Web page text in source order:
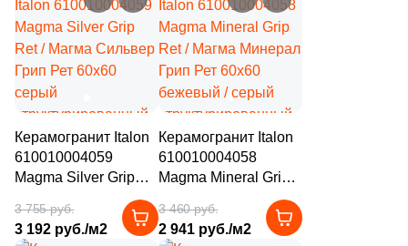
Villeroy&Boch (3 )
Vitra (82)
Zodiac Ceramica (
Нефрит Керамика (
ТОНОМОЗАИК ООО (31)
под камень
Керамогранит Italon
610010004059
Magma Silver Grip
Ret / Магма Сильвер
Грип Рет 60x60
серый
3 755 руб.
3 192 руб./м2
Керамогранит Italon
610010004058
Magma Mineral Grip
Ret / Магма Минерал
Грип Рет 60x60
бежевый / серый
3 460 руб.
2 941 руб./м2